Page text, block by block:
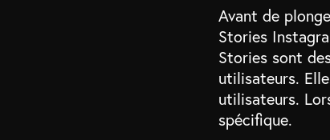
Avant de
Stories
Stories sont
utilisateurs.
utilisateurs.
spécifique.